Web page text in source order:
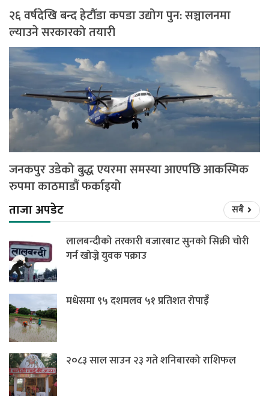
२६ वर्षदेखि बन्द हेटौँडा कपडा उद्योग पुन: सञ्चालनमा
ल्याउने सरकारको तयारी
जनकपुर उडेको बुद्ध एयरमा समस्या आएपछि आकस्मिक
रुपमा काठमाडौं फर्काइयो
ताजा अपडेट
सबै
लालबन्दीको तरकारी बजारबाट सुनको सिक्री चोरी
गर्न खोज्ने युवक पक्राउ
मधेसमा ९५ दशमलव ५१ प्रतिशत रोपाइँ
२०८३ साल साउन २३ गते शनिबारको राशिफल